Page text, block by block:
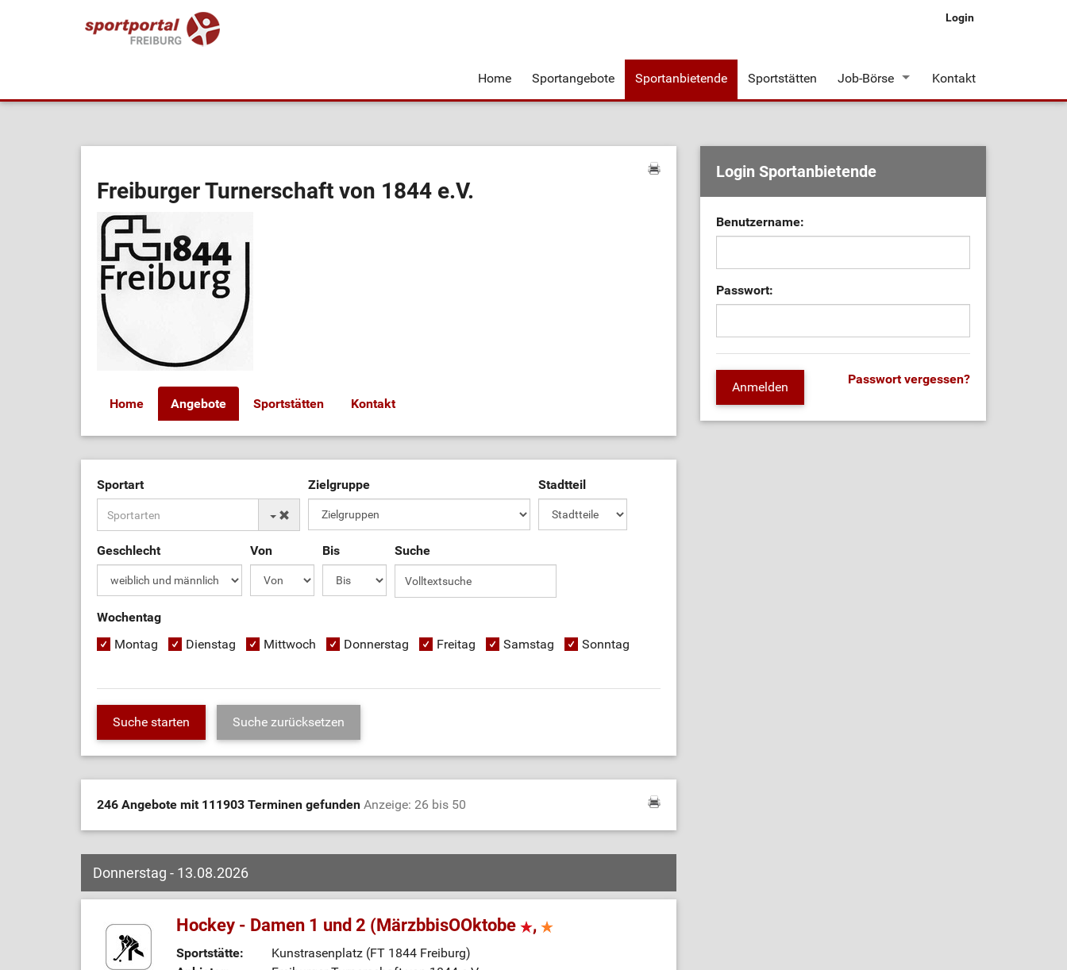
Login
Home Sportangebote Sportanbietende Sportstätten Job-Börse Kontakt
Freiburger Turnerschaft von 1844 e.V.
Home Angebote Sportstätten Kontakt
Sportart Zielgruppe Stadtteil
Geschlecht Von Bis Suche
Wochentag
Montag
Dienstag Mittwoch Donnerstag Freitag Samstag Sonntag
246 Angebote mit 111903 Terminen gefunden Anzeige: 26 bis 50
Donnerstag - 13.08.2026
Hockey - Damen 1 und 2 (MärzbbisOOktobe ,
Sportstätte:
Kunstrasenplatz (FT 1844 Freiburg)
Login Sportanbietende
Benutzername:
Passwort:
Passwort vergessen?